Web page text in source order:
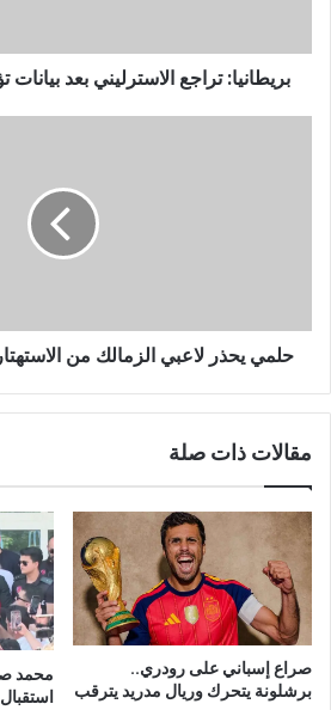
بريطانيا: تراجع الاسترليني بعد
حلمي يحذر لاعبي الزمالك من
مقالات ذات صلة
صراع إسباني على رودري..
برشلونة يتحرك وريال مدريد يترقب
محمد